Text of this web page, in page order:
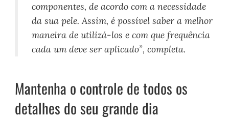
componentes, de acordo com a necessidade
da sua pele. Assim, é possível saber a melhor
maneira de utilizá-los e com que frequência
cada um deve ser aplicado”, completa.
Mantenha o controle de todos os
detalhes do seu grande dia